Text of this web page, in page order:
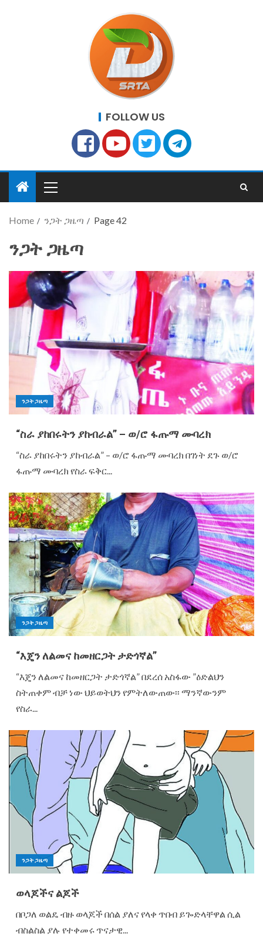
FOLLOW US
Home ንጋት ጋዜጣ Page 42
ንጋት ጋዜጣ
ንጋት ጋዜጣ
“ስራ ያከበሩትን ያከብራል” – ወ/ሮ ፋጡማ ሙባረክ
“ስራ ያከበሩትን ያከብራል” – ወ/ሮ ፋጡማ ሙባረክ በገነት ደጉ ወ/ሮ
ፋጡማ ሙባረክ የስራ ፍቅር...
ንጋት ጋዜጣ
“እጄን ለልመና ከመዘርጋት ታድጎኛል”
“እጄን ለልመና ከመዘርጋት ታድጎኛል” በደረሰ አስፋው ”ዕድልህን
ስትጠቀም ብቻ ነው ህይወትህን የምትለውጠው፡፡ ማንኛውንም
የስራ...
ንጋት ጋዜጣ
ወላጆችና ልጆች
በቦጋለ ወልዴ ብዙ ወላጆች በሰል ያለና የላቀ ጥበብ ይጐድላቸዋል ሲል
ብስልስል ያሉ የተቀመሩ ጥናታዊ...